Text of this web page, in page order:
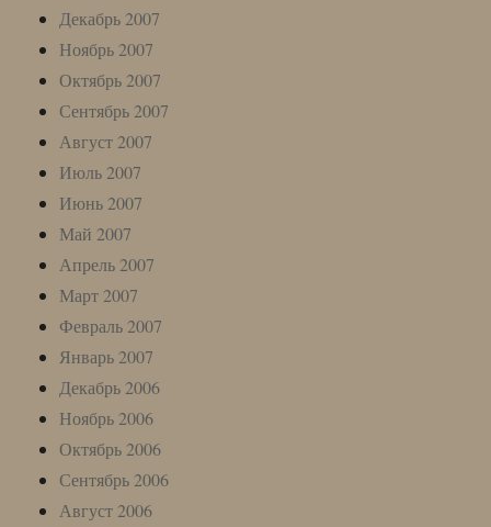
Декабрь 2007
Ноябрь 2007
Октябрь 2007
Сентябрь 2007
Август 2007
Июль 2007
Июнь 2007
Май 2007
Апрель 2007
Март 2007
Февраль 2007
Январь 2007
Декабрь 2006
Ноябрь 2006
Октябрь 2006
Сентябрь 2006
Август 2006